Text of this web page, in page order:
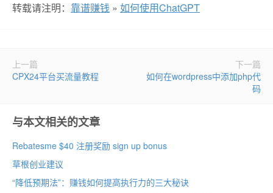
转载请注明： 靠谱赚钱 » 如何使用ChatGPT
上一篇
CPX24平台买流量教程
下一篇
如何在wordpress中添加php代
码
与本文相关的文章
Rebatesme $40 注册奖励 sign up bonus
草根创业建议
“降低预期法”：赚钱如何提高执行力的三大秘诀